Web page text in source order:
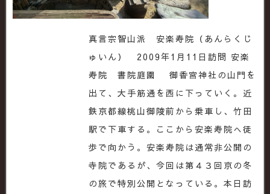
真言宗智山派 安楽寿院（あんらくじ
ゅいん） 2009年1月11日訪問 安楽
寿院 書院庭園 御香宮神社の山門を
出て、大手筋通を西に下っていく。近
鉄京都線桃山御陵前から乗車し、竹田
駅で下車する。ここから安楽寿院へ徒
歩で向かう。安楽寿院は通常非公開の
寺院であるが、今回は第４３回京の冬
の旅で特別公開となっている。本日訪